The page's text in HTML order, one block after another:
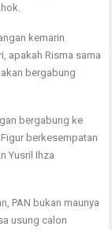
kemarin
apakah Risma sama
bergabung
bergabung ke
berkesempatan
Yusril Ihza
PAN bukan maunya
usung calon